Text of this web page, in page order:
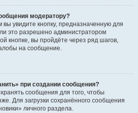
модератору?
увидите кнопку, предназначенную для
это разрешено администратором
кнопке, вы пройдёте через ряд шагов,
на сообщение.
при создании сообщения?
сообщения для того, чтобы
Для загрузки сохранённого сообщения
личного раздела.